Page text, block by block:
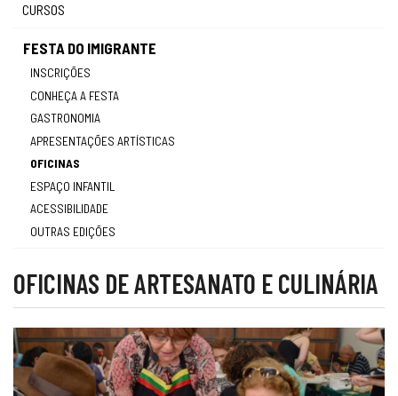
CURSOS
FESTA DO IMIGRANTE
INSCRIÇÕES
CONHEÇA A FESTA
GASTRONOMIA
APRESENTAÇÕES ARTÍSTICAS
OFICINAS
ESPAÇO INFANTIL
ACESSIBILIDADE
OUTRAS EDIÇÕES
OFICINAS DE ARTESANATO E CULINÁRIA